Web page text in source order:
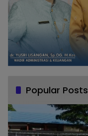
Popular Posts